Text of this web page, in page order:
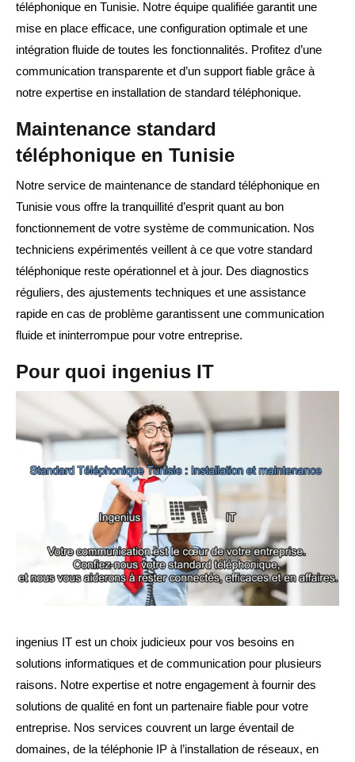
téléphonique en Tunisie. Notre équipe qualifiée garantit une
mise en place efficace, une configuration optimale et une
intégration fluide de toutes les fonctionnalités. Profitez d’une
communication transparente et d’un support fiable grâce à
notre expertise en installation de standard téléphonique.
Maintenance standard
téléphonique en Tunisie
Notre service de maintenance de standard téléphonique en
Tunisie vous offre la tranquillité d’esprit quant au bon
fonctionnement de votre système de communication. Nos
techniciens expérimentés veillent à ce que votre standard
téléphonique reste opérationnel et à jour. Des diagnostics
réguliers, des ajustements techniques et une assistance
rapide en cas de problème garantissent une communication
fluide et ininterrompue pour votre entreprise.
Pour quoi ingenius IT
ingenius IT est un choix judicieux pour vos besoins en
solutions informatiques et de communication pour plusieurs
raisons. Notre expertise et notre engagement à fournir des
solutions de qualité en font un partenaire fiable pour votre
entreprise. Nos services couvrent un large éventail de
domaines, de la téléphonie IP à l’installation de réseaux, en